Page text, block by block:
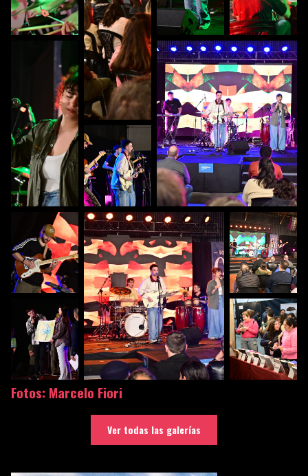
Fotos: Marcelo Fiori
Ver todas las galerías